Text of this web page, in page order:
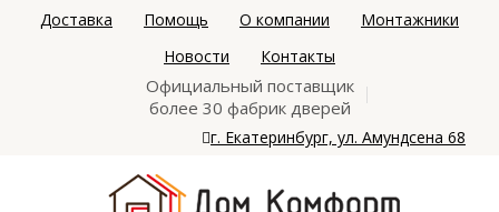
Доставка Помощь О компании
Монтажники
Новости
Контакты
Официальный поставщик
более 30 фабрик дверей
г. Екатеринбург, ул. Амундсена 68